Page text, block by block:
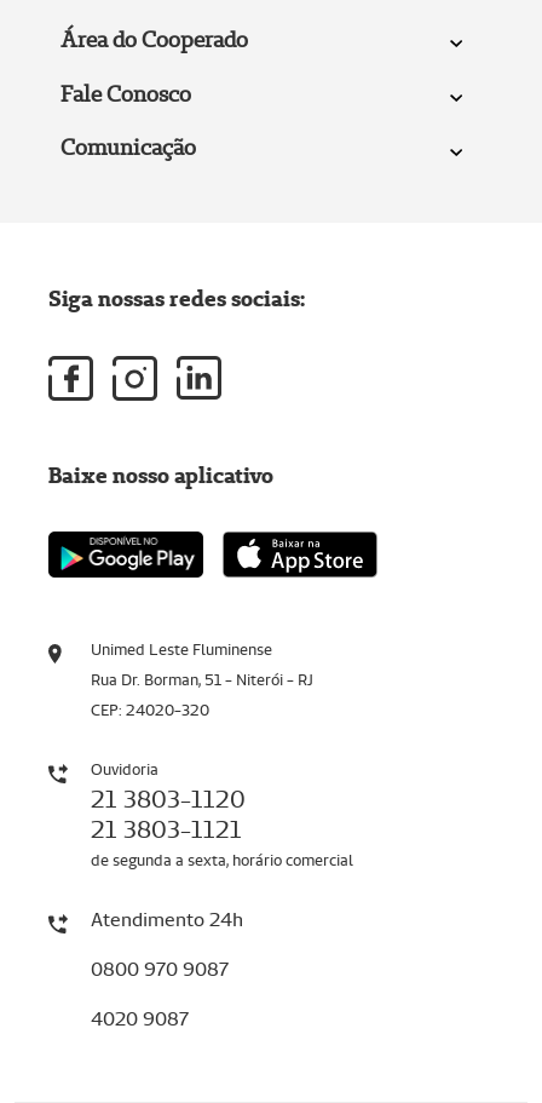
Área do Cooperado
Fale Conosco
Comunicação
Unimed Leste Fluminense
Rua Dr. Borman, 51 - Niterói - RJ
CEP: 24020-320
Ouvidoria
21 3803-1120
21 3803-1121
de segunda a sexta, horário comercial
Atendimento 24h
0800 970 9087
4020 9087
Siga nossas redes sociais:
Baixe nosso aplicativo